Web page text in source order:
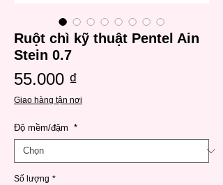
Ruột chì kỹ thuật Pentel Ain
Stein 0.7
55.000 ₫
Giao hàng tận nơi
Độ mềm/đậm *
Số lượng *